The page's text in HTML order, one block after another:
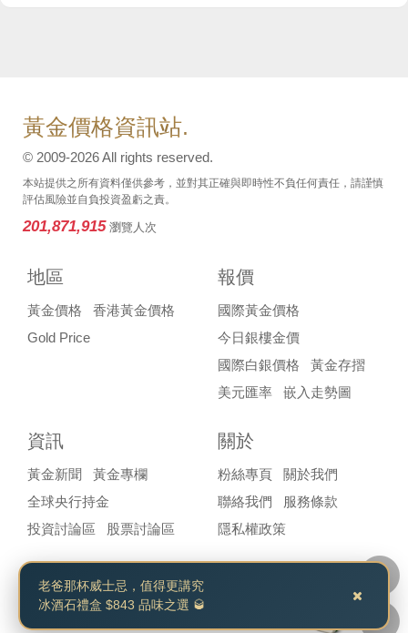
黃金價格資訊站.
© 2009-2026 All rights reserved.
本站提供之所有資料僅供參考，並對其正確與即時性不負任何責任，請謹慎
評估風險並自負投資盈虧之責。
201,871,915 瀏覽人次
地區
黃金價格
香港黃金價格
Gold Price
報價
國際黃金價格
今日銀樓金價
國際白銀價格
黃金存摺
美元匯率
嵌入走勢圖
資訊
黃金新聞
黃金專欄
全球央行持金
投資討論區
股票討論區
關於
粉絲專頁
關於我們
聯絡我們
服務條款
隱私權政策
老爸那杯威士忌，值得更講究
冰酒石禮盒 $843 品味之選 🥃